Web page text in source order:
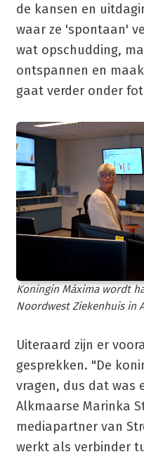
de kansen en
waar ze 'spontaan'
wat opschudding,
ontspannen en
gaat verder onder
Koningin Máxima wordt
Noordwest Ziekenhuis in
Uiteraard zijn er
gesprekken. "De
vragen, dus dat was
Alkmaarse Marinka
mediapartner van
werkt als verbinder